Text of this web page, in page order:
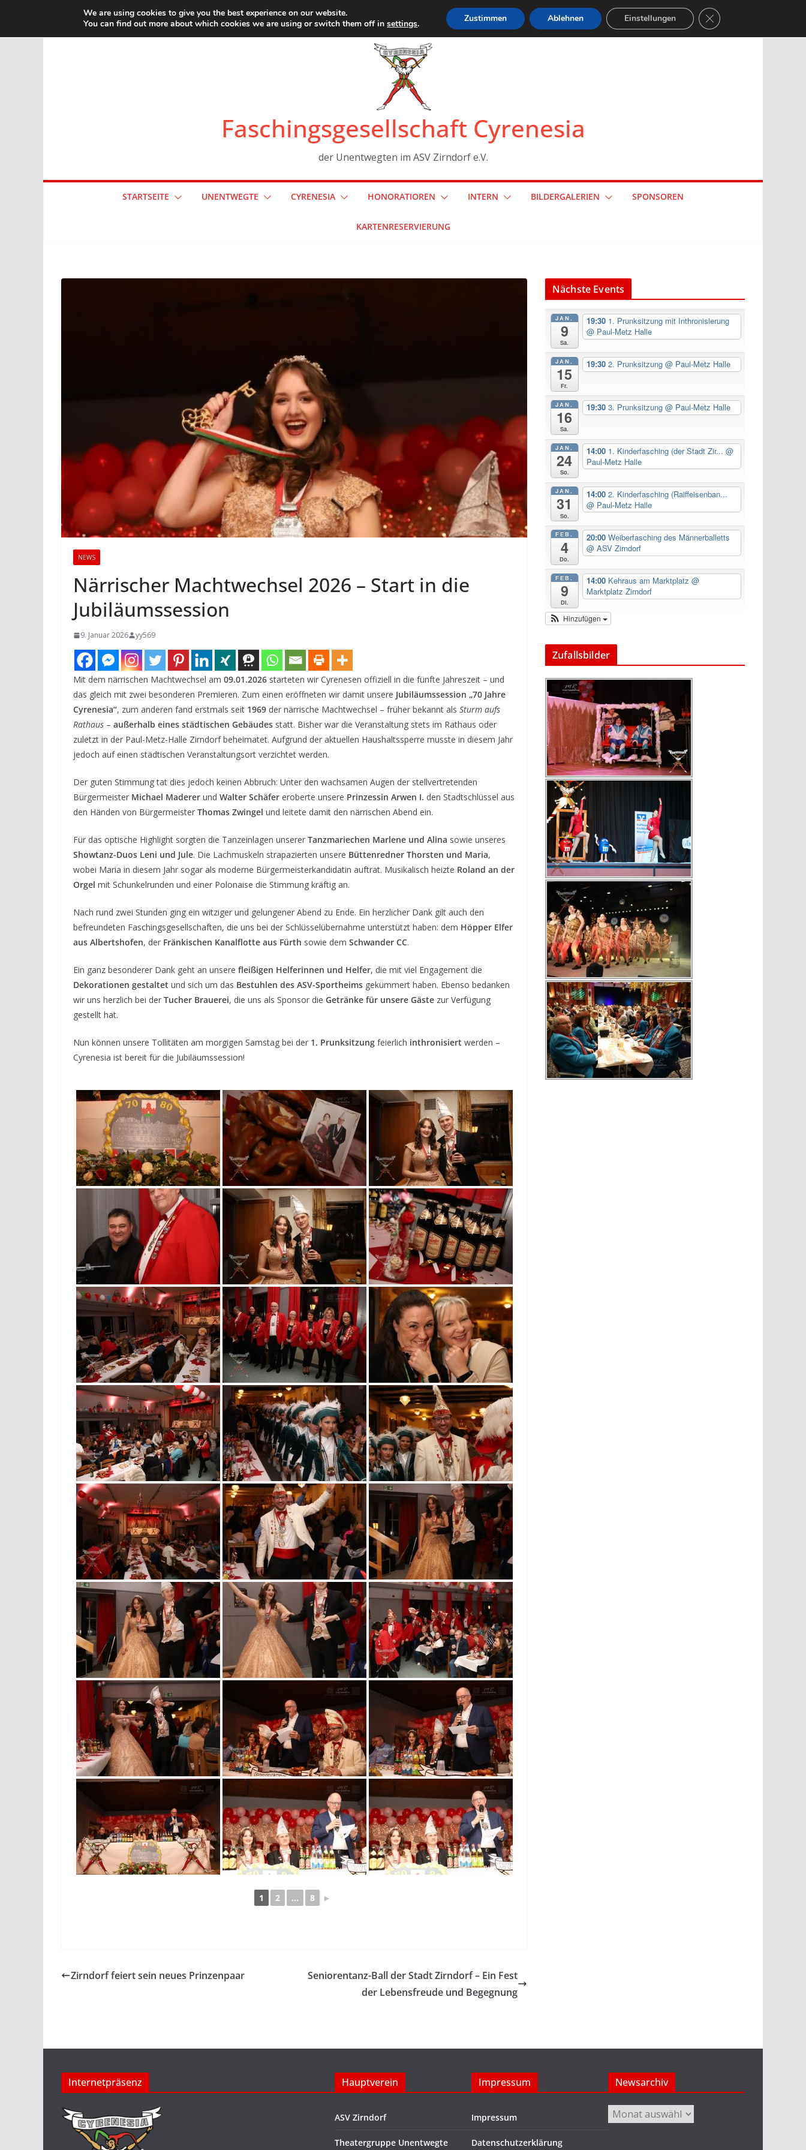
Faschingsgesellschaft Cyrenesia
der Unentwegten im ASV Zirndorf e.V.
STARTSEITE UNENTWEGTE CYRENESIA HONORATIOREN INTERN BILDERGALERIEN SPONSOREN
KARTENRESERVIERUNG
NEWS
Närrischer Machtwechsel 2026 – Start in die
Jubiläumssession
9. Januar 2026 yy569
Mit dem närrischen Machtwechsel am 09.01.2026 starteten wir Cyrenesen offiziell in die fünfte Jahreszeit – und
das gleich mit zwei besonderen Premieren. Zum einen eröffneten wir damit unsere Jubiläumssession „70 Jahre
Cyrenesia“, zum anderen fand erstmals seit 1969 der närrische Machtwechsel – früher bekannt als Sturm aufs
Rathaus – außerhalb eines städtischen Gebäudes statt. Bisher war die Veranstaltung stets im Rathaus oder
zuletzt in der Paul-Metz-Halle Zirndorf beheimatet. Aufgrund der aktuellen Haushaltssperre musste in diesem Jahr
jedoch auf einen städtischen Veranstaltungsort verzichtet werden.
Der guten Stimmung tat dies jedoch keinen Abbruch: Unter den wachsamen Augen der stellvertretenden
Bürgermeister Michael Maderer und Walter Schäfer eroberte unsere Prinzessin Arwen I. den Stadtschlüssel aus
den Händen von Bürgermeister Thomas Zwingel und leitete damit den närrischen Abend ein.
Für das optische Highlight sorgten die Tanzeinlagen unserer Tanzmariechen Marlene und Alina sowie unseres
Showtanz-Duos Leni und Jule. Die Lachmuskeln strapazierten unsere Büttenredner Thorsten und Maria,
wobei Maria in diesem Jahr sogar als moderne Bürgermeisterkandidatin auftrat. Musikalisch heizte Roland an der
Orgel mit Schunkelrunden und einer Polonaise die Stimmung kräftig an.
Nach rund zwei Stunden ging ein witziger und gelungener Abend zu Ende. Ein herzlicher Dank gilt auch den
befreundeten Faschingsgesellschaften, die uns bei der Schlüsselübernahme unterstützt haben: dem Höpper Elfer
aus Albertshofen, der Fränkischen Kanalflotte aus Fürth sowie dem Schwander CC.
Ein ganz besonderer Dank geht an unsere fleißigen Helferinnen und Helfer, die mit viel Engagement die
Dekorationen gestaltet und sich um das Bestuhlen des ASV-Sportheims gekümmert haben. Ebenso bedanken
wir uns herzlich bei der Tucher Brauerei, die uns als Sponsor die Getränke für unsere Gäste zur Verfügung
gestellt hat.
Nun können unsere Tollitäten am morgigen Samstag bei der 1. Prunksitzung feierlich inthronisiert werden –
Cyrenesia ist bereit für die Jubiläumssession!
1 2 ... 8 ►
Zirndorf feiert sein neues Prinzenpaar
Seniorentanz-Ball der Stadt Zirndorf – Ein Fest
der Lebensfreude und Begegnung
Nächste Events
JAN.
9
Sa.
19:30 1. Prunksitzung mit Inthronisierung
@ Paul-Metz Halle
JAN.
15
Fr.
19:30 2. Prunksitzung @ Paul-Metz Halle
JAN.
16
Sa.
19:30 3. Prunksitzung @ Paul-Metz Halle
JAN.
24
So.
14:00 1. Kinderfasching (der Stadt Zir... @
Paul-Metz Halle
JAN.
31
So.
14:00 2. Kinderfasching (Raiffeisenban...
@ Paul-Metz Halle
FEB.
4
Do.
20:00 Weiberfasching des Männerballetts
@ ASV Zirndorf
FEB.
9
Di.
14:00 Kehraus am Marktplatz @
Marktplatz Zirndorf
Hinzufügen
Zufallsbilder
Internetpräsenz Hauptverein
ASV Zirndorf
Theatergruppe Unentwegte
Impressum
Impressum
Datenschutzerklärung
Newsarchiv
Newsarchiv
We are using cookies to give you the best experience on our website.
You can find out more about which cookies we are using or switch them off insettings. Zustimmen Ablehnen Einstellungen GDPR Cookie-Banner